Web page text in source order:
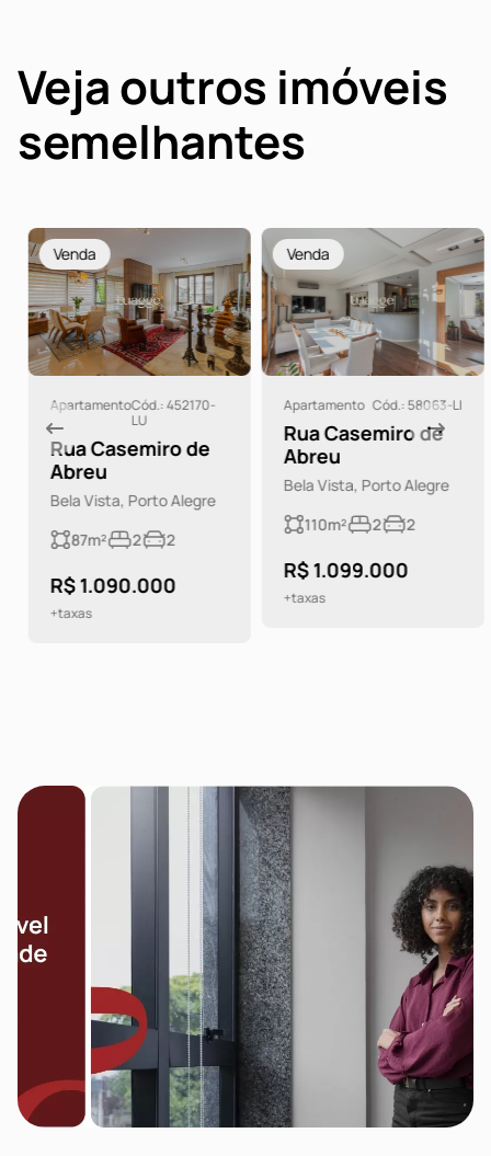
Veja outros imóveis
semelhantes
Venda
ApartamentoCód.: 452170-
LU
Rua Casemiro de
Abreu
Bela Vista, Porto Alegre
87m²
2 2
R$ 1.090.000
+taxas
Venda
Apartamento Cód.: 58063-LI
Rua Casemiro de
Abreu
Bela Vista, Porto Alegre
110m²
2 2
R$ 1.099.000
+taxas